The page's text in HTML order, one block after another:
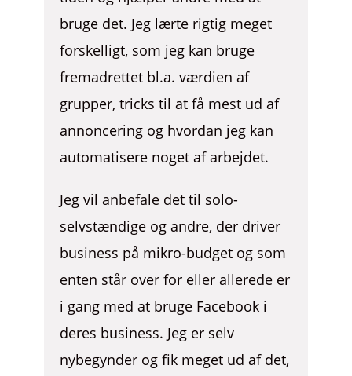
bruge det. Jeg lærte rigtig meget
forskelligt, som jeg kan bruge
fremadrettet bl.a. værdien af
grupper, tricks til at få mest ud af
annoncering og hvordan jeg kan
automatisere noget af arbejdet.
Jeg vil anbefale det til solo-
selvstændige og andre, der driver
business på mikro-budget og som
enten står over for eller allerede er
i gang med at bruge Facebook i
deres business. Jeg er selv
nybegynder og fik meget ud af det,